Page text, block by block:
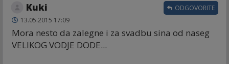
Kuki
13.05.2015 17:09
Mora nesto da zalegne i za svadbu sina od naseg
VELIKOG VODJE DODE...
ODGOVORITE